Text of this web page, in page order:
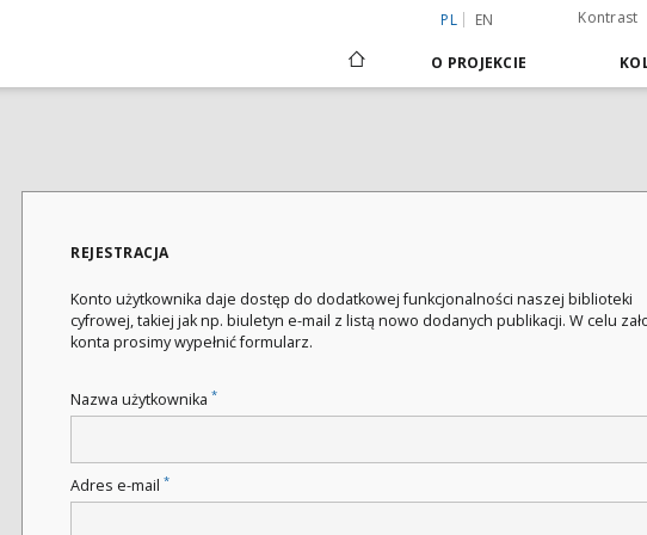
PL EN Kontrast
O PROJEKCIE
REJESTRACJA
Konto użytkownika daje dostęp do dodatkowej funkcjonalności naszej biblioteki
cyfrowej, takiej jak np. biuletyn e-mail z listą nowo dodanych publikacji. W celu
konta prosimy wypełnić formularz.
Nazwa użytkownika *
Adres e-mail *